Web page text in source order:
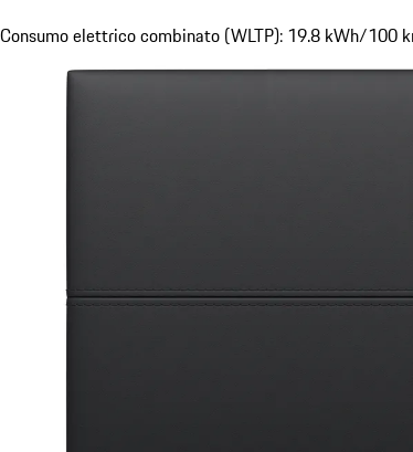
Consumo elettrico combinato (WLTP): 19.8 kWh/100